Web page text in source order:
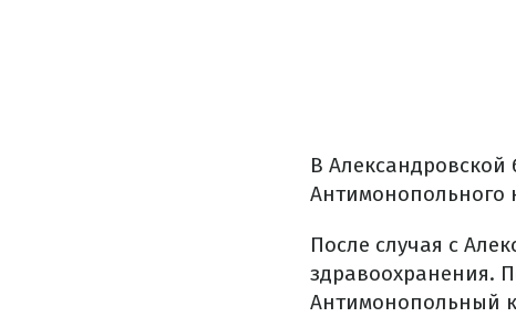
В
Антимонопольного
После случая с
здравоохранения.
Антимонопольный